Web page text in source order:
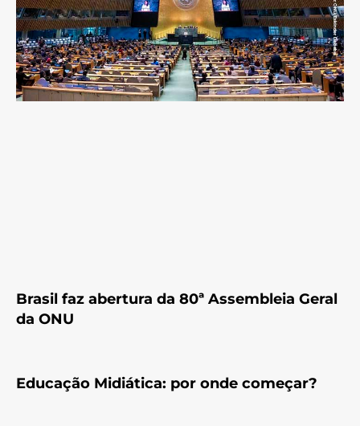
Brasil faz abertura da 80ª Assembleia Geral
da ONU
Educação Midiática: por onde começar?